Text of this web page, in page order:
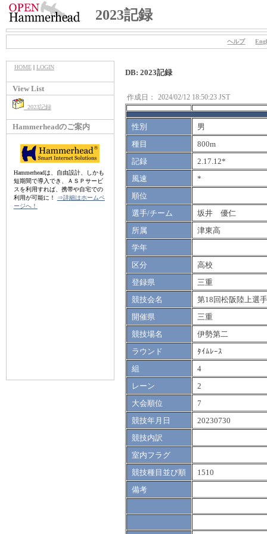
2023記録
ヘルプ
HOME| LOGIN
View List
2023記録
Hammerheadのご案内
Hammerheadは、自由設計、しかも
短期間で導入でき、ＡＳＰサービ
スを利用すれば、携帯や自宅での
利用が可能に！
⇒詳細はホームペ
ージへ！
DB: 2023記録
作成日： 2024/02/12 18:50:23 JST
性別
男
種目
800m
記録
2.17.12*
風速
*
順位
選手/チーム
坂井 優仁
所属
津東高
学年
区分
高校
登録県
三重
競技会名
第18回松阪陸上選
開催県
三重
競技場名
伊勢第二
ラウンド
ﾀｲﾑﾚｰｽ
組
4
レーン
2
大会順位
7
競技年月日
20230730
競技内訳
室内フラグ
競技種目並び順
1510
備考